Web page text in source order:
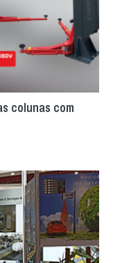
colunas com